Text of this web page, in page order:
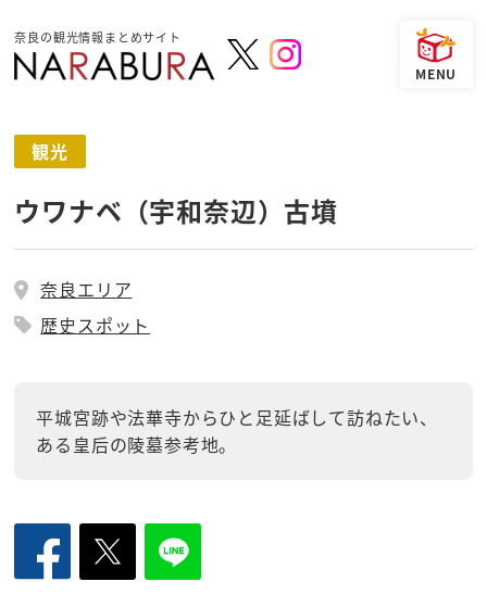
奈良の観光情報まとめサイト
観光
ウワナベ（宇和奈辺）古墳
奈良エリア
歴史スポット
平城宮跡や法華寺からひと足延ばして訪ねたい、
ある皇后の陵墓参考地。